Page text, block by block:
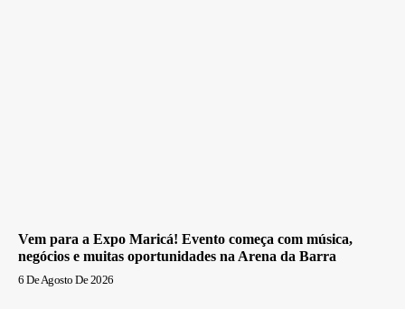
Vem para a Expo Maricá! Evento começa com música,
negócios e muitas oportunidades na Arena da Barra
6 De Agosto De 2026